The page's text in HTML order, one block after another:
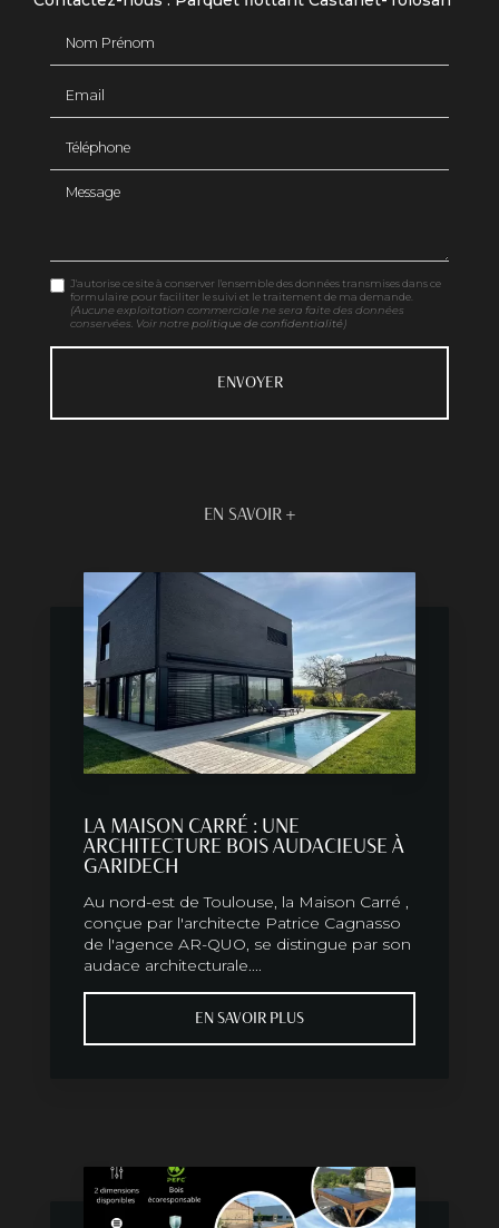
Message
J'autorise ce site à conserver l'ensemble des données transmises dans ce
formulaire pour faciliter le suivi et le traitement de ma demande.
(Aucune exploitation commerciale ne sera faite des données
conservées. Voir notre politique de confidentialité)
EN SAVOIR +
LA MAISON CARRÉ : UNE
ARCHITECTURE BOIS AUDACIEUSE À
GARIDECH
Au nord-est de Toulouse, la Maison Carré ,
conçue par l'architecte Patrice Cagnasso
de l'agence AR-QUO, se distingue par son
audace architecturale....
EN SAVOIR PLUS